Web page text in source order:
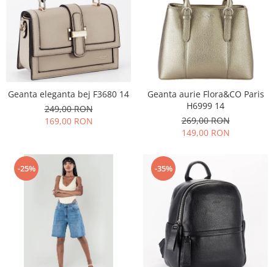
Geanta eleganta bej F3680 14
249,00 RON
169,00 RON
Geanta aurie Flora&CO Paris
H6999 14
269,00 RON
149,00 RON
-25% -35%